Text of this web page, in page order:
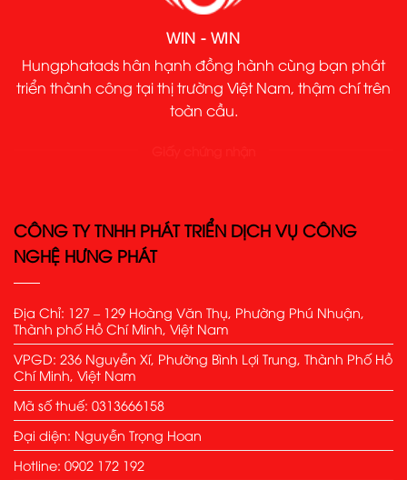
WIN - WIN
Hungphatads hân hạnh đồng hành cùng bạn phát
triển thành công tại thị trường Việt Nam, thậm chí trên
toàn cầu.
CÔNG TY TNHH PHÁT TRIỂN DỊCH VỤ CÔNG
NGHỆ HƯNG PHÁT
Địa Chỉ: 127 – 129 Hoàng Văn Thụ, Phường Phú Nhuận,
Thành phố Hồ Chí Minh, Việt Nam
VPGD: 236 Nguyễn Xí, Phường Bình Lợi Trung, Thành Phố Hồ
Chí Minh, Việt Nam
Mã số thuế: 0313666158
Đại diện: Nguyễn Trọng Hoan
Hotline: 0902 172 192